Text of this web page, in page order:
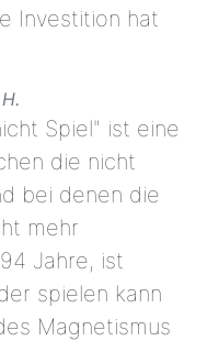
Investition hat
Spiel" ist eine
die nicht
bei denen die
mehr
Jahre, ist
spielen kann
Magnetismus